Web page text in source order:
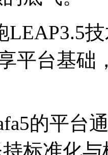
LEAP3.5
平台基础
的平台
标准化